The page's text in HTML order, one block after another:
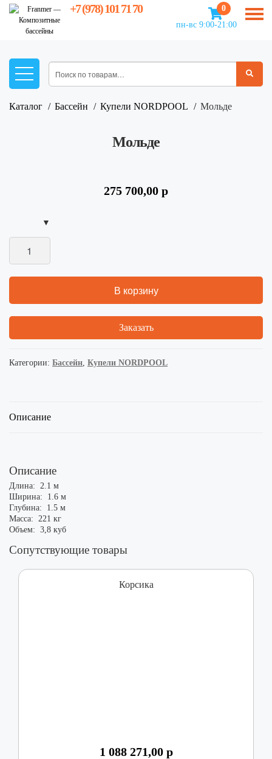
+7 (978) 101 71 70
пн-вс 9:00-21:00
0
Каталог Бассейн Купели NORDPOOL мольде
Мольде
275 700,00 р
Количество
В корзину
Заказать
Категории: Бассейн, Купели NORDPOOL
Описание
Описание
Длина: 2.1 м
Ширина: 1.6 м
Глубина: 1.5 м
Масса: 221 кг
Объем: 3,8 куб
Сопутствующие товары
Корсика
1 088 271,00 р